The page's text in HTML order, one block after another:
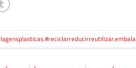
,#reciclarreducirreutilizar,